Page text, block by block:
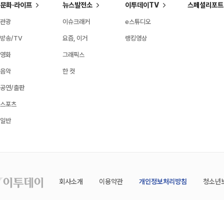
문화·라이프
관광
방송/TV
영화
음악
공연/출판
스포츠
일반
뉴스발전소
이슈크래커
요즘, 이거
그래픽스
한 컷
이투데이TV
e스튜디오
랭킹영상
스페셜리포트
회사소개 이용약관 개인정보처리방침 청소년